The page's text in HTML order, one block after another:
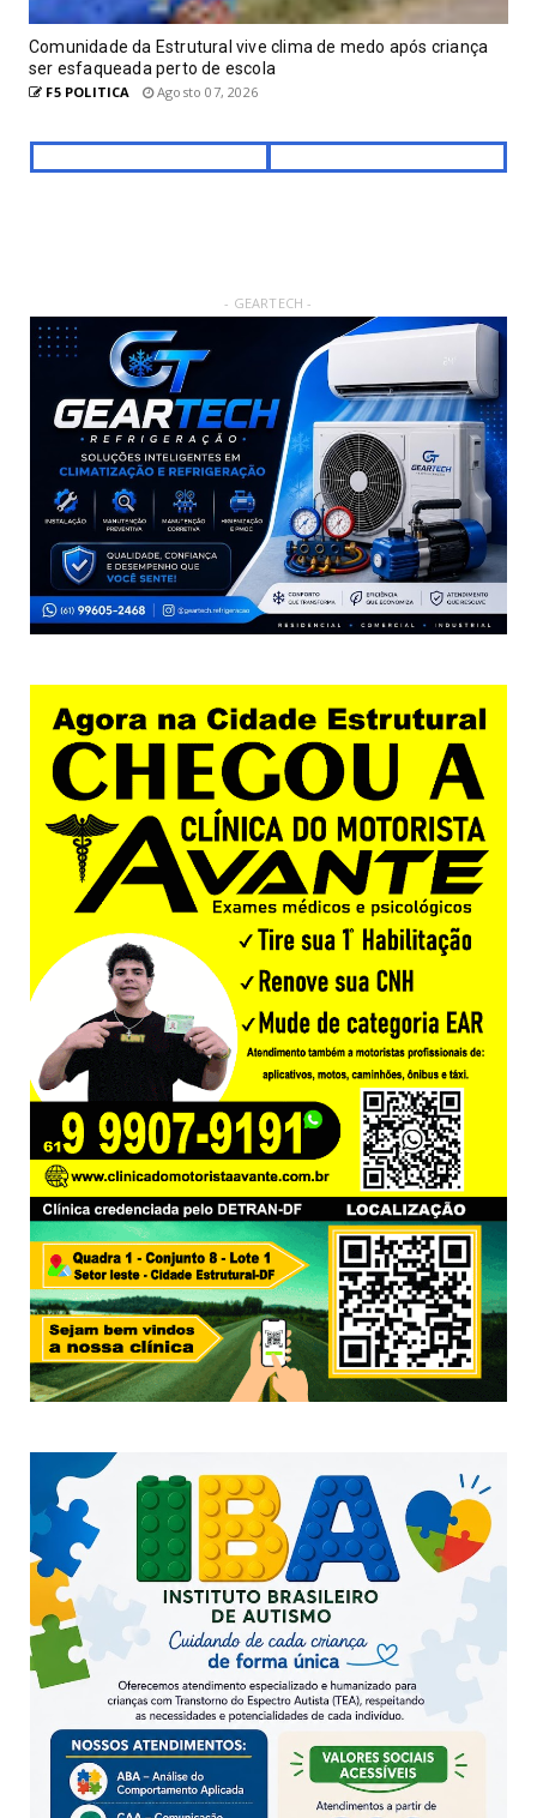
Comunidade da Estrutural vive clima de medo após criança
ser esfaqueada perto de escola
F5 POLITICA Agosto 07, 2026
- GEARTECH -